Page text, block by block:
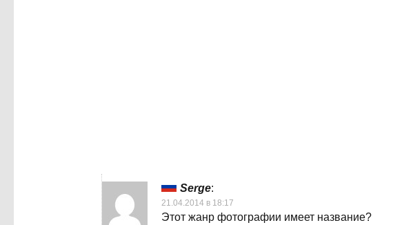
Serge:
21.04.2014 в 18:17
Этот жанр фотографии имеет название?